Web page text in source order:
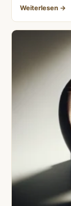
Weiterlesen →